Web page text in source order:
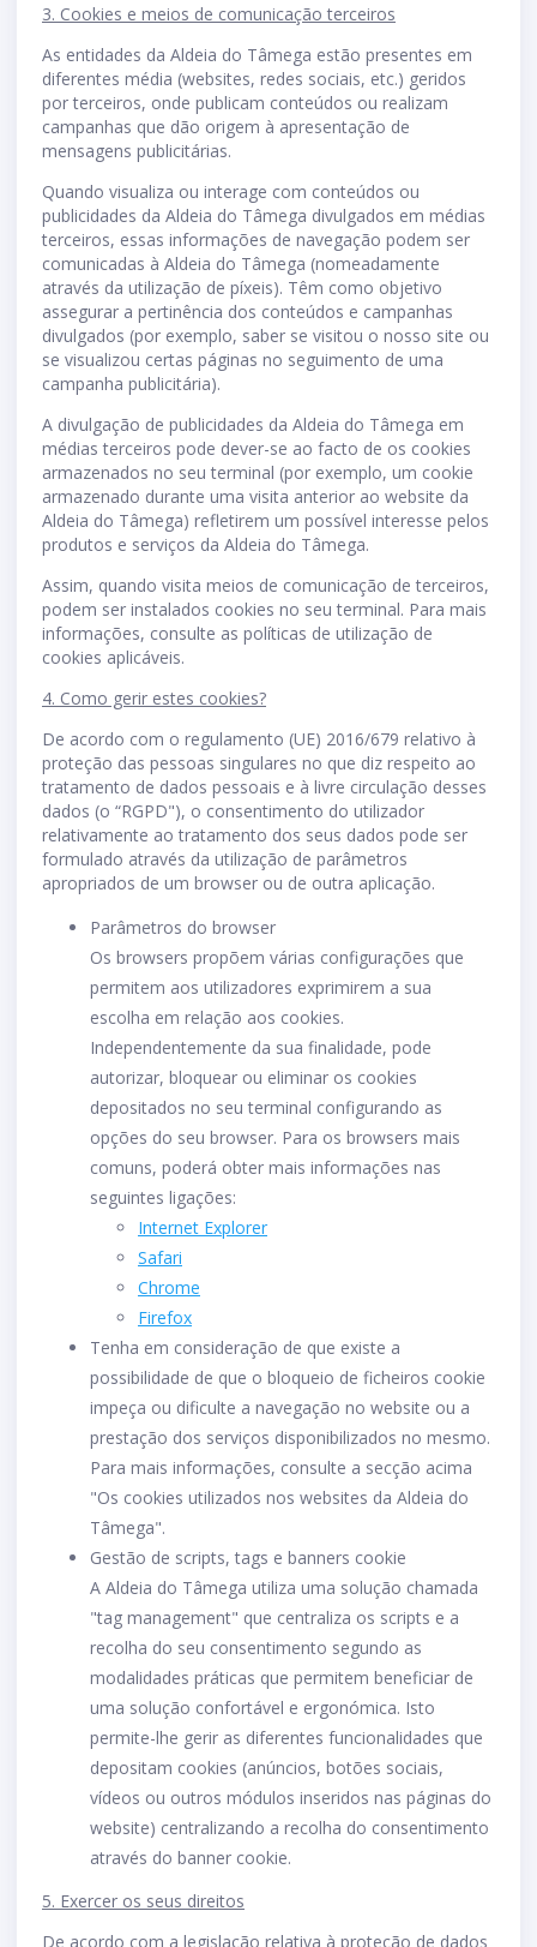
3. Cookies e meios de comunicação terceiros
As entidades da Aldeia do Tâmega estão presentes em
diferentes média (websites, redes sociais, etc.) geridos
por terceiros, onde publicam conteúdos ou realizam
campanhas que dão origem à apresentação de
mensagens publicitárias.
Quando visualiza ou interage com conteúdos ou
publicidades da Aldeia do Tâmega divulgados em médias
terceiros, essas informações de navegação podem ser
comunicadas à Aldeia do Tâmega (nomeadamente
através da utilização de píxeis). Têm como objetivo
assegurar a pertinência dos conteúdos e campanhas
divulgados (por exemplo, saber se visitou o nosso site ou
se visualizou certas páginas no seguimento de uma
campanha publicitária).
A divulgação de publicidades da Aldeia do Tâmega em
médias terceiros pode dever-se ao facto de os cookies
armazenados no seu terminal (por exemplo, um cookie
armazenado durante uma visita anterior ao website da
Aldeia do Tâmega) refletirem um possível interesse pelos
produtos e serviços da Aldeia do Tâmega.
Assim, quando visita meios de comunicação de terceiros,
podem ser instalados cookies no seu terminal. Para mais
informações, consulte as políticas de utilização de
cookies aplicáveis.
4. Como gerir estes cookies?
De acordo com o regulamento (UE) 2016/679 relativo à
proteção das pessoas singulares no que diz respeito ao
tratamento de dados pessoais e à livre circulação desses
dados (o “RGPD"), o consentimento do utilizador
relativamente ao tratamento dos seus dados pode ser
formulado através da utilização de parâmetros
apropriados de um browser ou de outra aplicação.
Parâmetros do browser
Os browsers propõem várias configurações que
permitem aos utilizadores exprimirem a sua
escolha em relação aos cookies.
Independentemente da sua finalidade, pode
autorizar, bloquear ou eliminar os cookies
depositados no seu terminal configurando as
opções do seu browser. Para os browsers mais
comuns, poderá obter mais informações nas
seguintes ligações:
Internet Explorer
Safari
Chrome
Firefox
Tenha em consideração de que existe a
possibilidade de que o bloqueio de ficheiros cookie
impeça ou dificulte a navegação no website ou a
prestação dos serviços disponibilizados no mesmo.
Para mais informações, consulte a secção acima
"Os cookies utilizados nos websites da Aldeia do
Tâmega".
Gestão de scripts, tags e banners cookie
A Aldeia do Tâmega utiliza uma solução chamada
"tag management" que centraliza os scripts e a
recolha do seu consentimento segundo as
modalidades práticas que permitem beneficiar de
uma solução confortável e ergonómica. Isto
permite-lhe gerir as diferentes funcionalidades que
depositam cookies (anúncios, botões sociais,
vídeos ou outros módulos inseridos nas páginas do
website) centralizando a recolha do consentimento
através do banner cookie.
5. Exercer os seus direitos
De acordo com a legislação relativa à proteção de dados